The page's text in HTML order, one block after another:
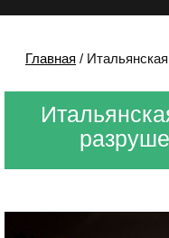
Главная /